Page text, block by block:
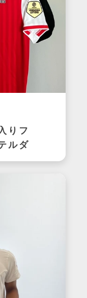
りフ
ルダ